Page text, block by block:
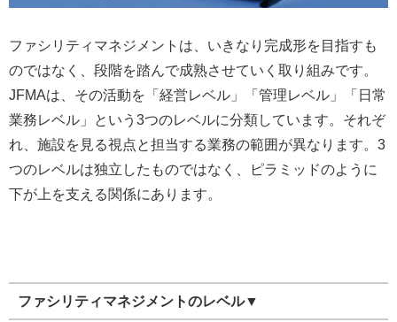
ファシリティマネジメントは、いきなり完成形を目指すも
のではなく、段階を踏んで成熟させていく取り組みです。
JFMAは、その活動を「経営レベル」「管理レベル」「日常
業務レベル」という3つのレベルに分類しています。それぞ
れ、施設を見る視点と担当する業務の範囲が異なります。3
つのレベルは独立したものではなく、ピラミッドのように
下が上を支える関係にあります。
ファシリティマネジメントのレベル▼